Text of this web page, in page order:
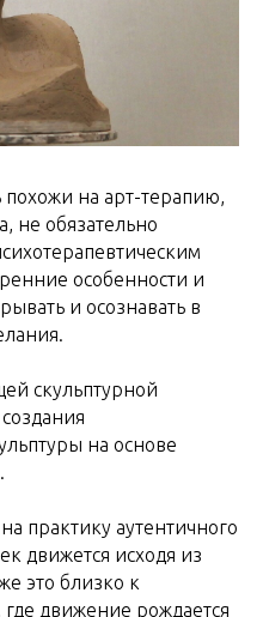
похожи на арт-терапию,
не обязательно
особенности и
и осознавать в
скульптурной
на основе
практику аутентичного
движется исходя из
это близко к
движение рождается